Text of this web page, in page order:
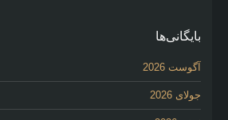
بایگانی‌ها
آگوست 2026
جولای 2026